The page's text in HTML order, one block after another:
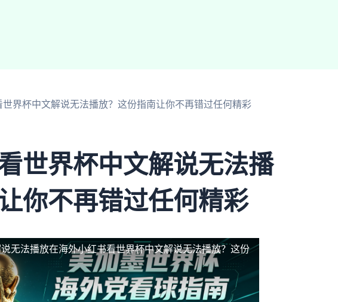
界杯中文解说无法播放？这份指南让你不再错过任何精彩
世界杯中文解说无法播
你不再错过任何精彩
无法播放在海外小红书看世界杯中文解说无法播放？这份